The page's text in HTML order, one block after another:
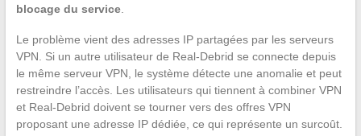
blocage du service.
Le problème vient des adresses IP partagées par les serveurs
VPN. Si un autre utilisateur de Real-Debrid se connecte depuis
le même serveur VPN, le système détecte une anomalie et peut
restreindre l’accès. Les utilisateurs qui tiennent à combiner VPN
et Real-Debrid doivent se tourner vers des offres VPN
proposant une adresse IP dédiée, ce qui représente un surcoût.